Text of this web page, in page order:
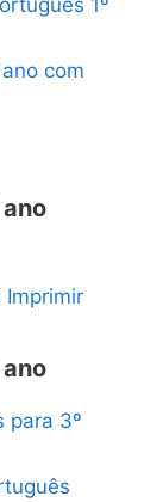
com
Imprimir
para 3º